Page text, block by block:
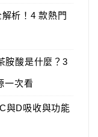
析！4 款熱門
胺酸是什麼？3
一次看
與D吸收與功能